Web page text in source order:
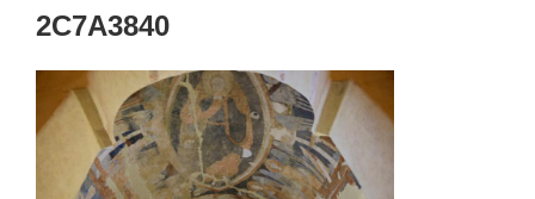
2C7A3840